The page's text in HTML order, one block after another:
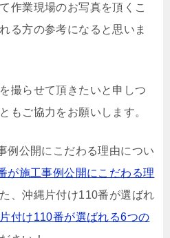
作業現場のお写真を頂くこ
る方の参考になると思いま
撮らせて頂きたいと申しつ
もご協力をお願いします。
例公開にこだわる理由につい
が施工事例公開にこだわる理
、沖縄片付け110番が選ばれ
付け110番が選ばれる6つの